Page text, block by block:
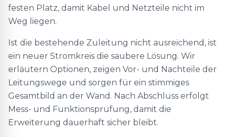
festen Platz, damit Kabel und Netzteile nicht im
Weg liegen.
Ist die bestehende Zuleitung nicht ausreichend, ist
ein neuer Stromkreis die saubere Lösung. Wir
erläutern Optionen, zeigen Vor- und Nachteile der
Leitungswege und sorgen für ein stimmiges
Gesamtbild an der Wand. Nach Abschluss erfolgt
Mess- und Funktionsprüfung, damit die
Erweiterung dauerhaft sicher bleibt.